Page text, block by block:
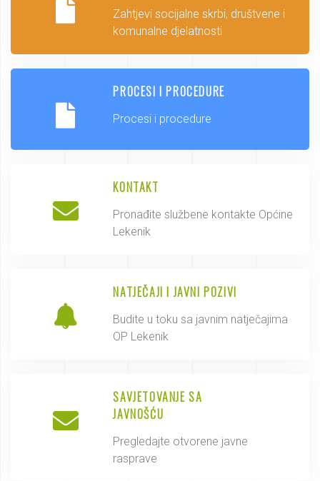
Zahtjevi socijalne skrbi, društvene i
komunalne djelatnosti
PROCESI I PROCEDURE
Procesi i procedure
KONTAKT
Pronađite službene kontakte Općine
Lekenik
NATJEČAJI I JAVNI POZIVI
Budite u toku sa javnim natječajima
OP Lekenik
SAVJETOVANJE SA
JAVNOŠĆU
Pregledajte otvorene javne
rasprave